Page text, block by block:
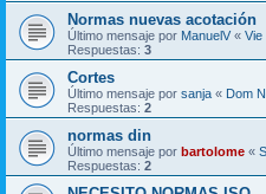
Normas nuevas acotación
Último mensaje por ManuelV « Vie
Respuestas: 3
Cortes
Último mensaje por sanja « Dom
Respuestas: 2
normas din
Último mensaje por bartolome «
Respuestas: 2